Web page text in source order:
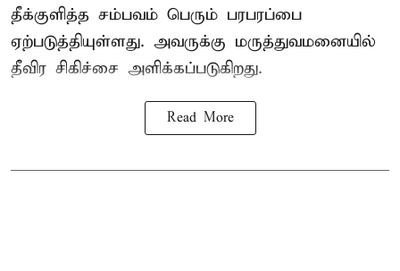
தீக்குளித்த சம்பவம் பெரும் பரபரப்பை
ஏற்படுத்தியுள்ளது. அவருக்கு மருத்துவமனையில்
தீவிர சிகிச்சை அளிக்கப்படுகிறது.
Read More